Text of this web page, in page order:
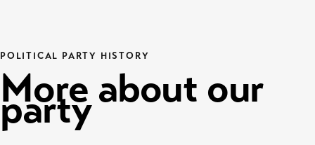
POLITICAL PARTY HISTORY
More about our
party